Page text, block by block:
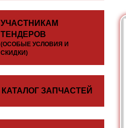
УЧАСТНИКАМ
ТЕНДЕРОВ
(ОСОБЫЕ УСЛОВИЯ И
СКИДКИ)
КАТАЛОГ ЗАПЧАСТЕЙ